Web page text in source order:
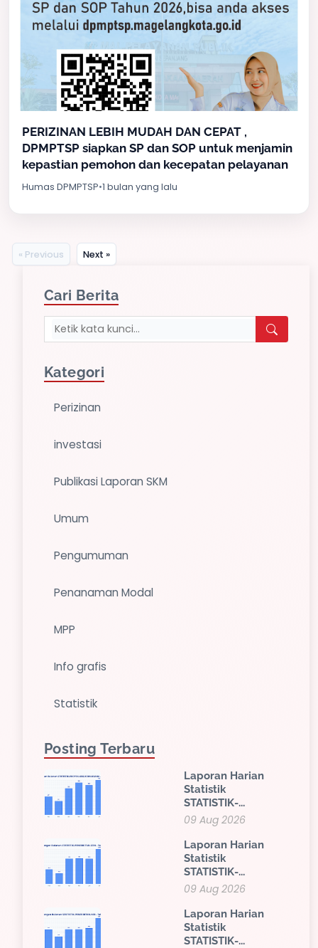
PERIZINAN LEBIH MUDAH DAN CEPAT ,
DPMPTSP siapkan SP dan SOP untuk menjamin
kepastian pemohon dan kecepatan pelayanan
Humas DPMPTSP•1 bulan yang lalu
« Previous Next »
Cari Berita
Kategori
Perizinan
investasi
Publikasi Laporan SKM
Umum
Pengumuman
Penanaman Modal
MPP
Info grafis
Statistik
Posting Terbaru
Laporan Harian
Statistik
STATISTIK-...
09 Aug 2026
Laporan Harian
Statistik
STATISTIK-...
09 Aug 2026
Laporan Harian
Statistik
STATISTIK-...